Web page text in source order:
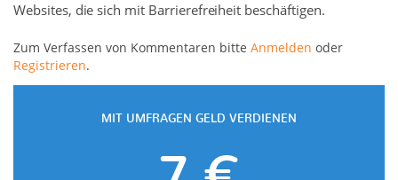
Websites, die sich mit Barrierefreiheit beschäftigen.
Zum Verfassen von Kommentaren bitte Anmelden oder
Registrieren.
MIT UMFRAGEN GELD VERDIENEN
7 €